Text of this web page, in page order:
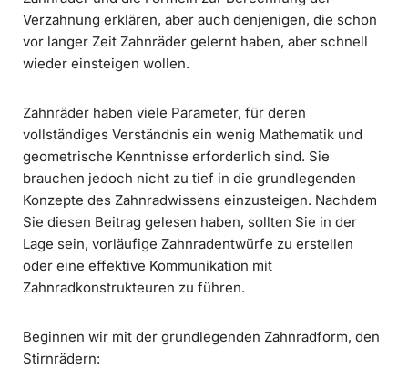
Verzahnung erklären, aber auch denjenigen, die schon
vor langer Zeit Zahnräder gelernt haben, aber schnell
wieder einsteigen wollen.
Zahnräder haben viele Parameter, für deren
vollständiges Verständnis ein wenig Mathematik und
geometrische Kenntnisse erforderlich sind. Sie
brauchen jedoch nicht zu tief in die grundlegenden
Konzepte des Zahnradwissens einzusteigen. Nachdem
Sie diesen Beitrag gelesen haben, sollten Sie in der
Lage sein, vorläufige Zahnradentwürfe zu erstellen
oder eine effektive Kommunikation mit
Zahnradkonstrukteuren zu führen.
Beginnen wir mit der grundlegenden Zahnradform, den
Stirnrädern: